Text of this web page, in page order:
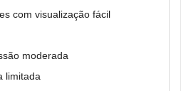
com visualização fácil
moderada
limitada